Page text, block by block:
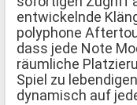
entwickelnde
polyphone
dass jede Note
räumliche
Spiel zu
dynamisch auf